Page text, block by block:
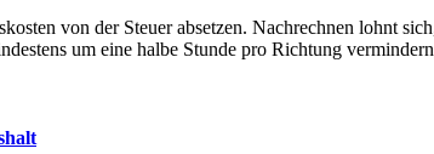
von der Steuer absetzen. Nachrechnen lohnt
um eine halbe Stunde pro Richtung